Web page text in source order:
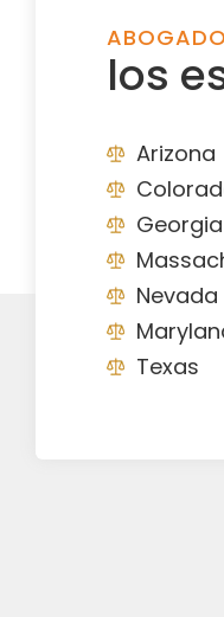
los
Arizona
Georgia
Nevada
Texas